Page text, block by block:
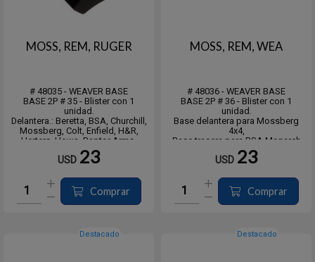
MOSS, REM, RUGER
# 48035 - WEAVER BASE
BASE 2P # 35 - Blister con 1
unidad.
Delantera.: Beretta, BSA, Churchill,
Mossberg, Colt, Enfield, H&R,
Herters, Howa, Raptor Arms,
Remington, Ruger M77, Sauer,
Shilen, Smith & Wesson,
Trasera: Beretta Pintail Slug Gun,
Colt Sauer, Sauer 200, Shilen
Round Receiver...
USD 23
Comprar
MOSS, REM, WEA
# 48036 - WEAVER BASE
BASE 2P # 36 - Blister con 1
unidad.
Base delantera para Mossberg
4x4,
Base trasera para BSA Monarch
Medium Action y para BSA CF2,
Monarch Long Action, Churchill
redondeada), Howa 1500 S/A,
Howa 1500 L/A, Mossberg 100
ATR, 1500, 1700
USD 23
Comprar
Destacado Destacado